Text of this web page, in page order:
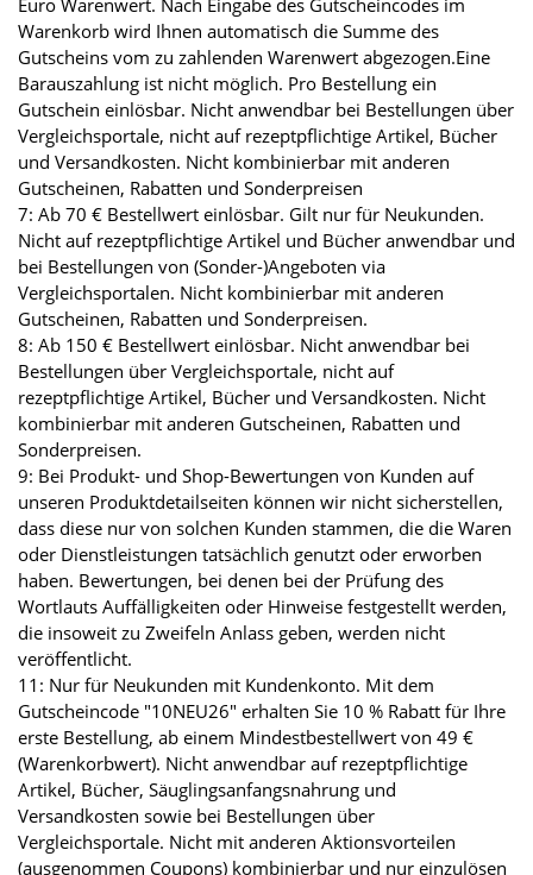
Euro Warenwert. Nach Eingabe des Gutscheincodes im
Warenkorb wird Ihnen automatisch die Summe des
Gutscheins vom zu zahlenden Warenwert abgezogen.Eine
Barauszahlung ist nicht möglich. Pro Bestellung ein
Gutschein einlösbar. Nicht anwendbar bei Bestellungen über
Vergleichsportale, nicht auf rezeptpflichtige Artikel, Bücher
und Versandkosten. Nicht kombinierbar mit anderen
Gutscheinen, Rabatten und Sonderpreisen
7: Ab 70 € Bestellwert einlösbar. Gilt nur für Neukunden.
Nicht auf rezeptpflichtige Artikel und Bücher anwendbar und
bei Bestellungen von (Sonder-)Angeboten via
Vergleichsportalen. Nicht kombinierbar mit anderen
Gutscheinen, Rabatten und Sonderpreisen.
8: Ab 150 € Bestellwert einlösbar. Nicht anwendbar bei
Bestellungen über Vergleichsportale, nicht auf
rezeptpflichtige Artikel, Bücher und Versandkosten. Nicht
kombinierbar mit anderen Gutscheinen, Rabatten und
Sonderpreisen.
9: Bei Produkt- und Shop-Bewertungen von Kunden auf
unseren Produktdetailseiten können wir nicht sicherstellen,
dass diese nur von solchen Kunden stammen, die die Waren
oder Dienstleistungen tatsächlich genutzt oder erworben
haben. Bewertungen, bei denen bei der Prüfung des
Wortlauts Auffälligkeiten oder Hinweise festgestellt werden,
die insoweit zu Zweifeln Anlass geben, werden nicht
veröffentlicht.
11: Nur für Neukunden mit Kundenkonto. Mit dem
Gutscheincode "10NEU26" erhalten Sie 10 % Rabatt für Ihre
erste Bestellung, ab einem Mindestbestellwert von 49 €
(Warenkorbwert). Nicht anwendbar auf rezeptpflichtige
Artikel, Bücher, Säuglingsanfangsnahrung und
Versandkosten sowie bei Bestellungen über
Vergleichsportale. Nicht mit anderen Aktionsvorteilen
(ausgenommen Coupons) kombinierbar und nur einzulösen